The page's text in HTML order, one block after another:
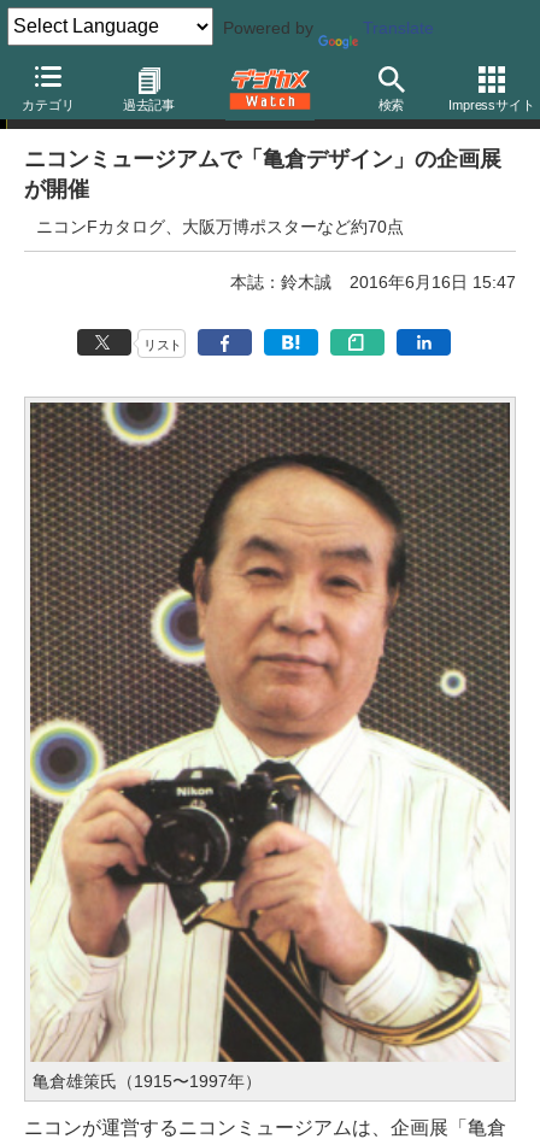
Powered by Translate
カテゴリ 過去記事 検索 Impressサイト
イベント
ニコンミュージアムで「亀倉デザイン」の企画展
が開催
ニコンFカタログ、大阪万博ポスターなど約70点
本誌：鈴木誠 2016年6月16日 15:47
リスト
亀倉雄策氏（1915〜1997年）
ニコンが運営するニコンミュージアムは、企画展「亀倉